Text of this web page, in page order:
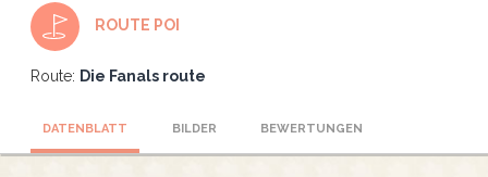
ROUTE POI
Route: Die Fanals route
DATENBLATT BILDER BEWERTUNGEN